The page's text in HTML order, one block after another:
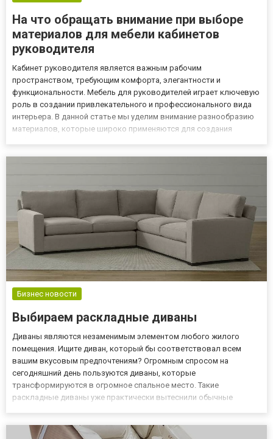
На что обращать внимание при выборе
материалов для мебели кабинетов
руководителя
Кабинет руководителя является важным рабочим
пространством, требующим комфорта, элегантности и
функциональности. Мебель для руководителей играет ключевую
роль в создании привлекательного и профессионального вида
интерьера. В данной статье мы уделим внимание разнообразию
материалов, которые широко применяются для создания
Бизнес новости
Выбираем раскладные диваны
Диваны являются незаменимым элементом любого жилого
помещения. Ищите диван, который бы соответствовал всем
вашим вкусовым предпочтениям? Огромным спросом на
сегодняшний день пользуются диваны, которые
трансформируются в огромное спальное место. Такие
раскладные диваны уже практически вытеснили обычные
экономите свое время, силы, материальные сбережения....